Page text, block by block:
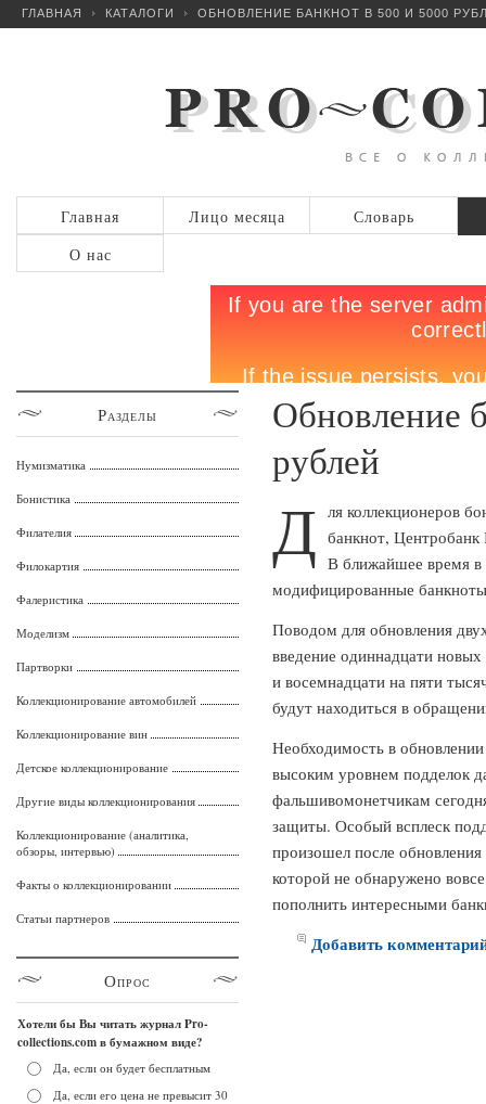
ГЛАВНАЯ КАТАЛОГИ ОБНОВЛЕНИЕ БАНКНОТ В 500 И 5000
Главная Лицо месяца
Словарь
О нас
Обновление
рублей
Д ля коллекционеров
банкнот, Центробанк
В ближайшее время
модифицированные
Поводом для обновления
введение одиннадцати
и восемнадцати на пяти
будут находиться в
Необходимость в
высоким уровнем подделок
фальшивомонетчикам
защиты. Особый всплеск
произошел после
которой не обнаружено
пополнить интересными
Добавить
Разделы
Нумизматика
Бонистика
Филателия
Филокартия
Фалеристика
Моделизм
Партворки
Коллекционирование автомобилей
Коллекционирование вин
Детское коллекционирование
Другие виды коллекционирования
Коллекционирование (аналитика,
обзоры, интервью)
Факты о коллекционировании
Статьи партнеров
Опрос
Хотели бы Вы читать журнал Pro-
collections.com в бумажном виде?
Да, если он будет бесплатным
Да, если его цена не превысит 30